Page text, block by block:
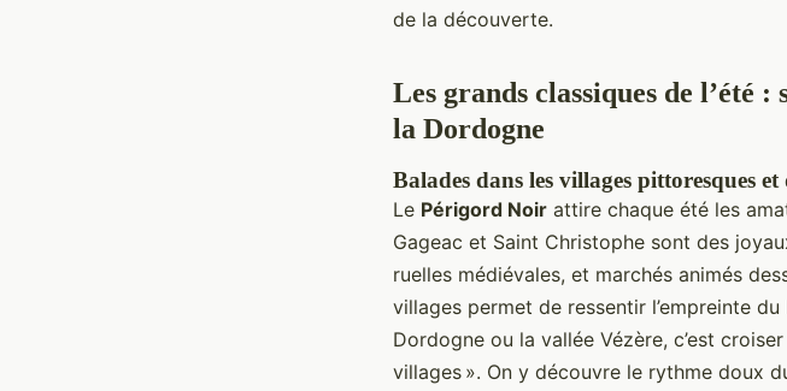
de la découverte.
Les grands classiques de l’été
la Dordogne
Balades dans les villages pittoresques
Le Périgord Noir attire chaque été les
Gageac et Saint Christophe sont des
ruelles médiévales, et marchés animés
villages permet de ressentir l’empreinte
Dordogne ou la vallée Vézère, c’est
villages ». On y découvre le rythme doux